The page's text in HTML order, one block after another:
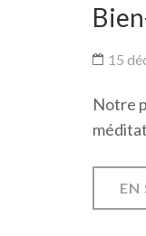
15
Notre
EN